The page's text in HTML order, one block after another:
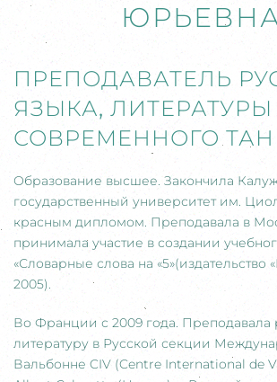
ПРЕПОДАВАТЕЛЬ
ЯЗЫКА, ЛИТЕРАТУРЫ
СОВРЕМЕННОГО
Образование высшее. Закончила
государственный университет им.
красным дипломом. Преподавала в
принимала участие в создании
«Словарные слова на «5»(издательство
2005).
Во Франции с 2009 года. Преподавала
литературу в Русской секции
Вальбонне CIV (Centre International de